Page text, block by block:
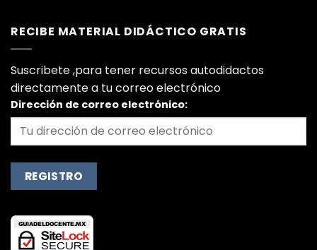
RECIBE MATERIAL DIDÁCTICO GRATIS
Suscribete ,para tener recursos autodidactos
directamente a tu correo electrónico
Dirección de correo electrónico: